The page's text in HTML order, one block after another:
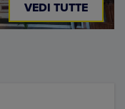
VEDI TUTTE